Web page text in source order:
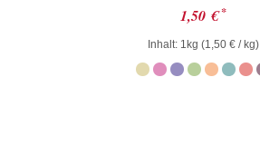
Bewertet mit
5.00
von 5
1,50 € *
Inhalt: 1kg (1,50 €/ kg)